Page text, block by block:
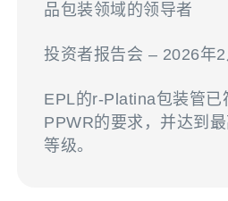
品包装领域的领导者
投资者报告会 – 2026年
EPL的r-Platina包装管已
PPWR的要求，并达到
等级。